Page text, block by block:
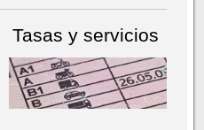
Tasas y servicios